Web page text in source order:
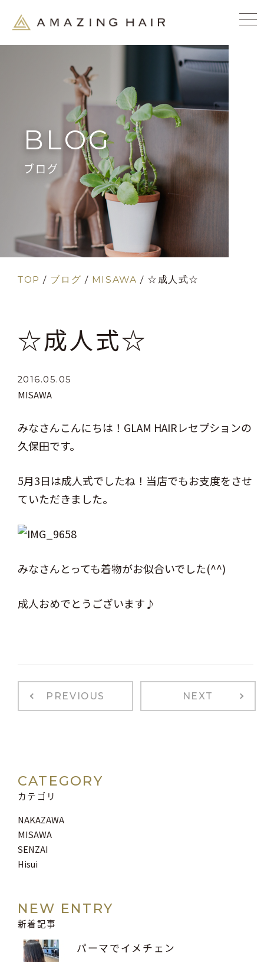
BLOG
ブログ
TOP / ブログ / MISAWA / ☆成人式☆
☆成人式☆
2016.05.05
MISAWA
みなさんこんにちは！GLAM HAIRレセプションの
久保田です。
5月3日は成人式でしたね！当店でもお支度をさせ
ていただきました。
みなさんとっても着物がお似合いでした(^^)
成人おめでとうございます♪
PREVIOUS NEXT
CATEGORY
カテゴリ
NAKAZAWA
MISAWA
SENZAI
Hisui
NEW ENTRY
新着記事
パーマでイメチェン